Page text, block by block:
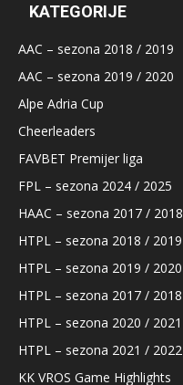
KATEGORIJE
AAC – sezona 2018 / 2019
AAC – sezona 2019 / 2020
Alpe Adria Cup
Cheerleaders
FAVBET Premijer liga
FPL – sezona 2024 / 2025
HAAC – sezona 2017 / 2018
HTPL – sezona 2018 / 2019
HTPL – sezona 2019 / 2020
HTPL – sezona 2017 / 2018
HTPL – sezona 2020 / 2021
HTPL – sezona 2021 / 2022
KK VROS Game Highlights